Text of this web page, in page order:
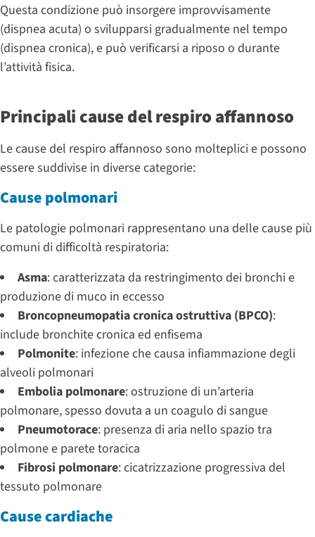
Questa condizione può insorgere improvvisamente
(dispnea acuta) o svilupparsi gradualmente nel tempo
(dispnea cronica), e può verificarsi a riposo o durante
l’attività fisica.
Principali cause del respiro affannoso
Le cause del respiro affannoso sono molteplici e possono
essere suddivise in diverse categorie:
Cause polmonari
Le patologie polmonari rappresentano una delle cause più
comuni di difficoltà respiratoria:
Asma: caratterizzata da restringimento dei bronchi e
produzione di muco in eccesso
Broncopneumopatia cronica ostruttiva (BPCO):
include bronchite cronica ed enfisema
Polmonite: infezione che causa infiammazione degli
alveoli polmonari
Embolia polmonare: ostruzione di un’arteria
polmonare, spesso dovuta a un coagulo di sangue
Pneumotorace: presenza di aria nello spazio tra
polmone e parete toracica
Fibrosi polmonare: cicatrizzazione progressiva del
tessuto polmonare
Cause cardiache